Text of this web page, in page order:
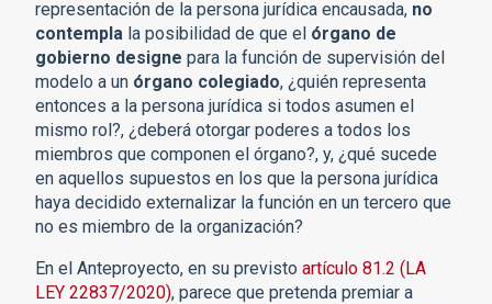
representación de la persona jurídica encausada, no
contempla la posibilidad de que el órgano de
gobierno designe para la función de supervisión del
modelo a un órgano colegiado, ¿quién representa
entonces a la persona jurídica si todos asumen el
mismo rol?, ¿deberá otorgar poderes a todos los
miembros que componen el órgano?, y, ¿qué sucede
en aquellos supuestos en los que la persona jurídica
haya decidido externalizar la función en un tercero que
no es miembro de la organización?
En el Anteproyecto, en su previsto artículo 81.2 (LA
LEY 22837/2020), parece que pretenda premiar a